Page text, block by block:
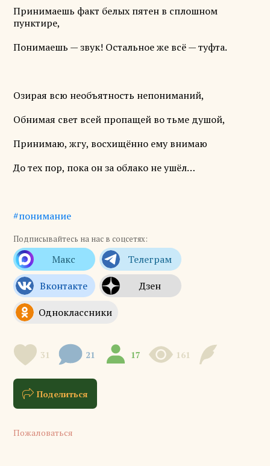
Принимаешь факт белых пятен в сплошном
пунктире,
Понимаешь — звук! Остальное же всё — туфта.
Озирая всю необъятность непониманий,
Обнимая свет всей пропащей во тьме душой,
Принимаю, жгу, восхищённо ему внимаю
До тех пор, пока он за облако не ушёл…
#понимание
Подписывайтесь на нас в соцсетях:
31 21 17 161
Поделиться
Пожаловаться